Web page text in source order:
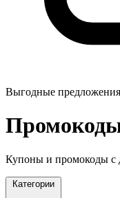
Выгодные предложения
Купоны и промокоды с
Категории